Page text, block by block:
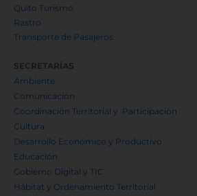
Quito Turismo
Rastro
Transporte de Pasajeros
SECRETARÍAS
Ambiente
Comunicación
Coordinación Territorial y Participación
Cultura
Desarrollo Económico y Productivo
Educación
Gobierno Digital y TIC
Hábitat y Ordenamiento Territorial